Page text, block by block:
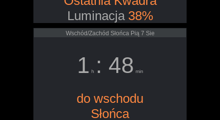
Luminacja 38%
Wschód/Zachód Słońca Pią 7 Sie
1 h : 48 min
do wschodu
Słońca